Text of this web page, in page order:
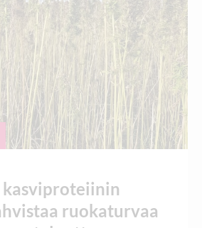
kasviproteiinin
ruokaturvaa